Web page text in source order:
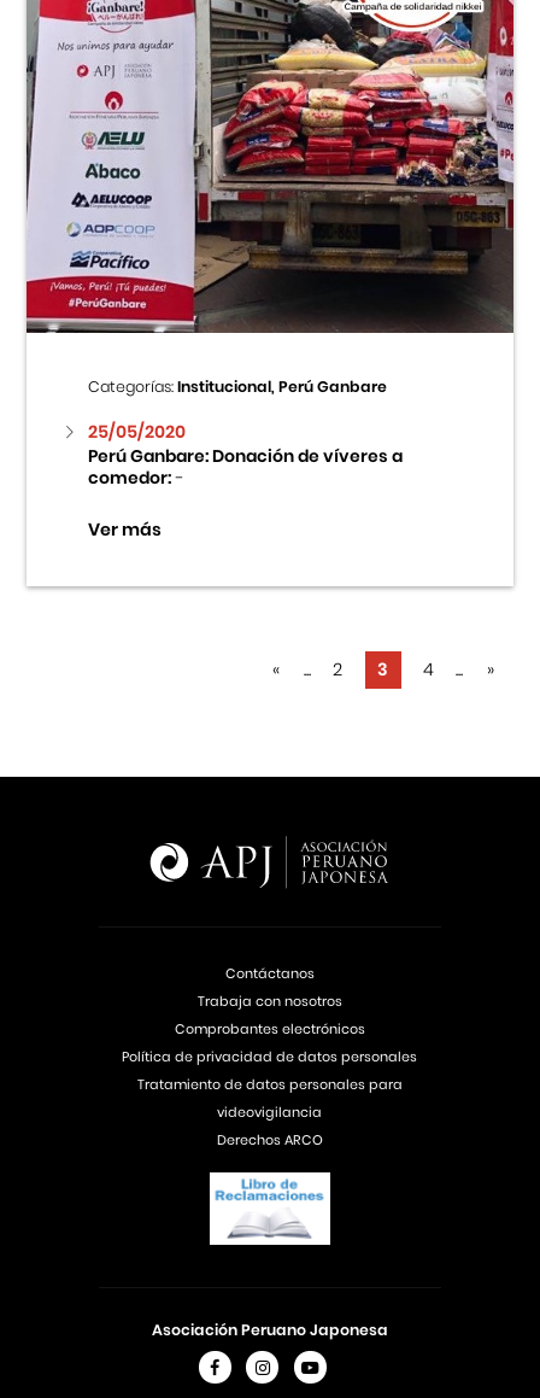
Categorías:Institucional, Perú Ganbare
25/05/2020
Perú Ganbare: Donación de víveres a
comedor:-
Ver más
« ... 2 3 4 ... »
Asociación Peruano Japonesa
Contáctanos
Trabaja con nosotros
Comprobantes electrónicos
Política de privacidad de datos personales
Tratamiento de datos personales para
videovigilancia
Derechos ARCO